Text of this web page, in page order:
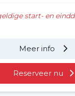
start- en
Meer info
Reserveer nu